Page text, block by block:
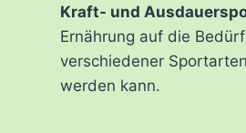
Kraft- und
Ernährung auf die
verschiedener
werden kann.